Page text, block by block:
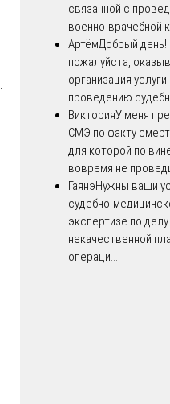
связанной с
военно-врачебной
АртёмДобрый день!
пожалуйста,
организация услуги
проведению
ВикторияУ меня
СМЭ по факту
для которой по
вовремя не
ГаянэНужны ваши
судебно-
экспертизе по
некачественной
операци...